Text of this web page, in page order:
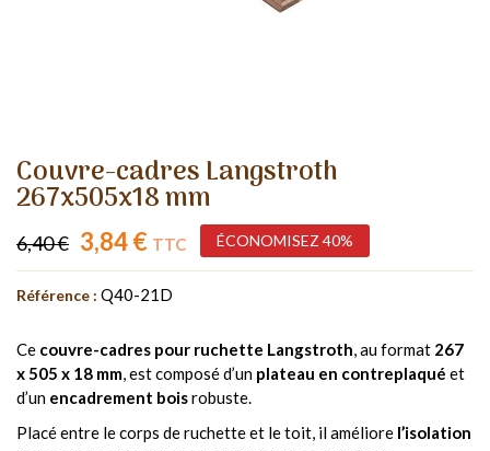
Couvre-cadres Langstroth
267x505x18 mm
6,40 € 3,84 € TTC ÉCONOMISEZ 40%
Référence : Q40-21D
Ce couvre-cadres pour ruchette Langstroth, au format 267
x 505 x 18 mm, est composé d’un plateau en contreplaqué et
d’un encadrement boisrobuste.
Placé entre le corps de ruchette et le toit, il améliore l’isolation